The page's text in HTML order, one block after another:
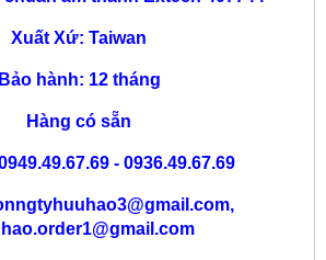
Xuất Xứ: Taiwan
Bảo hành: 12 tháng
Hàng có sẵn
- 0936.49.67.69